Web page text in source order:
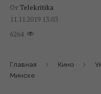
От Telekritika
11.11.2019 13:03
6264
Главная Кино
Минске